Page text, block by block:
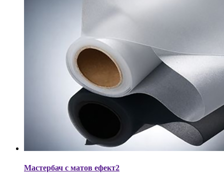
Мастербач с матов ефект2